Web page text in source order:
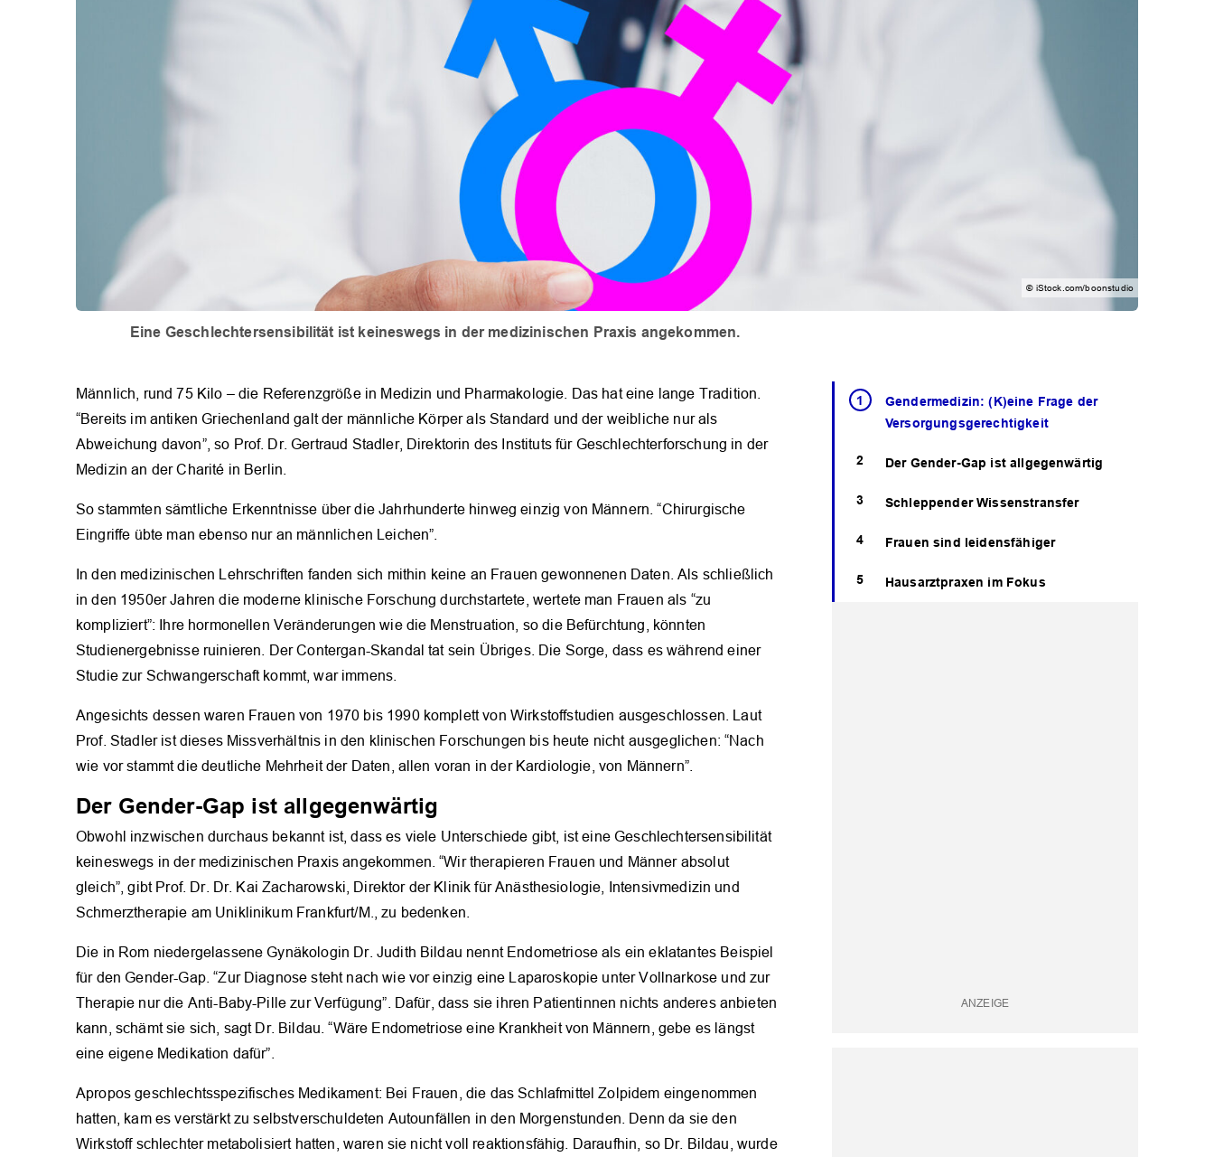
© iStock.com/boonstudio
Eine Geschlechtersensibilität ist keineswegs in der medizinischen Praxis angekommen.
Gendermedizin: (K)eine Frage der
Versorgungsgerechtigkeit
Der Gender-Gap ist allgegenwärtig
Schleppender Wissenstransfer
Frauen sind leidensfähiger
Hausarztpraxen im Fokus
Männlich, rund 75 Kilo – die Referenzgröße in Medizin und Pharmakologie. Das hat eine lange Tradition.
“Bereits im antiken Griechenland galt der männliche Körper als Standard und der weibliche nur als
Abweichung davon”, so Prof. Dr. Gertraud Stadler, Direktorin des Instituts für Geschlechterforschung in der
Medizin an der Charité in Berlin.
So stammten sämtliche Erkenntnisse über die Jahrhunderte hinweg einzig von Männern. “Chirurgische
Eingriffe übte man ebenso nur an männlichen Leichen”.
In den medizinischen Lehrschriften fanden sich mithin keine an Frauen gewonnenen Daten. Als schließlich
in den 1950er Jahren die moderne klinische Forschung durchstartete, wertete man Frauen als “zu
kompliziert”: Ihre hormonellen Veränderungen wie die Menstruation, so die Befürchtung, könnten
Studienergebnisse ruinieren. Der Contergan-Skandal tat sein Übriges. Die Sorge, dass es während einer
Studie zur Schwangerschaft kommt, war immens.
Angesichts dessen waren Frauen von 1970 bis 1990 komplett von Wirkstoffstudien ausgeschlossen. Laut
Prof. Stadler ist dieses Missverhältnis in den klinischen Forschungen bis heute nicht ausgeglichen: “Nach
wie vor stammt die deutliche Mehrheit der Daten, allen voran in der Kardiologie, von Männern”.
Der Gender-Gap ist allgegenwärtig
Obwohl inzwischen durchaus bekannt ist, dass es viele Unterschiede gibt, ist eine Geschlechtersensibilität
keineswegs in der medizinischen Praxis angekommen. “Wir therapieren Frauen und Männer absolut
gleich”, gibt Prof. Dr. Dr. Kai Zacharowski, Direktor der Klinik für Anästhesiologie, Intensivmedizin und
Schmerztherapie am Uniklinikum Frankfurt/M., zu bedenken.
Die in Rom niedergelassene Gynäkologin Dr. Judith Bildau nennt Endometriose als ein eklatantes Beispiel
für den Gender-Gap. “Zur Diagnose steht nach wie vor einzig eine Laparoskopie unter Vollnarkose und zur
Therapie nur die Anti-Baby-Pille zur Verfügung”. Dafür, dass sie ihren Patientinnen nichts anderes anbieten
kann, schämt sie sich, sagt Dr. Bildau. “Wäre Endometriose eine Krankheit von Männern, gebe es längst
eine eigene Medikation dafür”.
Apropos geschlechtsspezifisches Medikament: Bei Frauen, die das Schlafmittel Zolpidem eingenommen
hatten, kam es verstärkt zu selbstverschuldeten Autounfällen in den Morgenstunden. Denn da sie den
Wirkstoff schlechter metabolisiert hatten, waren sie nicht voll reaktionsfähig. Daraufhin, so Dr. Bildau, wurde